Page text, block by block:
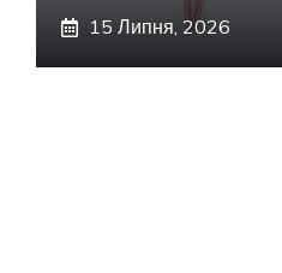
15 Липня, 2026